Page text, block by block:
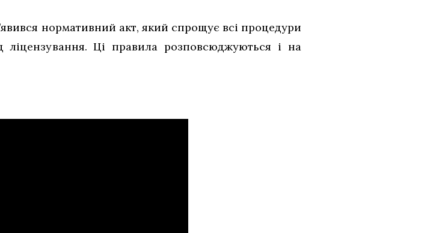
нормативний акт, який спрощує всі процедури
ліцензування. Ці правила розповсюджуються і на